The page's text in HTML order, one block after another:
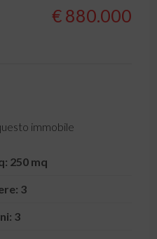
€ 880.000
immobile
250 mq
3
3